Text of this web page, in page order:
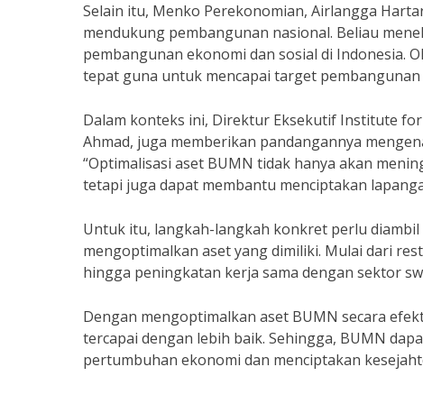
Selain itu, Menko Perekonomian, Airlangga
mendukung pembangunan nasional. Beliau
pembangunan ekonomi dan sosial di Indonesia.
tepat guna untuk mencapai target pembangunan
Dalam konteks ini, Direktur Eksekutif Institute for
Ahmad, juga memberikan pandangannya
“Optimalisasi aset BUMN tidak hanya akan
tetapi juga dapat membantu menciptakan
Untuk itu, langkah-langkah konkret perlu
mengoptimalkan aset yang dimiliki. Mulai dari
hingga peningkatan kerja sama dengan sektor
Dengan mengoptimalkan aset BUMN secara
tercapai dengan lebih baik. Sehingga, BUMN
pertumbuhan ekonomi dan menciptakan